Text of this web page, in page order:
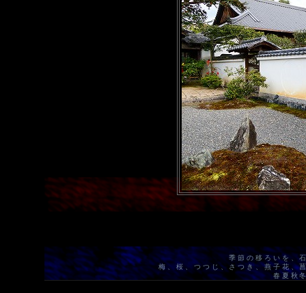
季節の移ろいを、
梅、桜、つつじ、さつき、燕子花、
春夏秋